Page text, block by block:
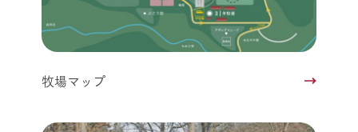
牧場マップ